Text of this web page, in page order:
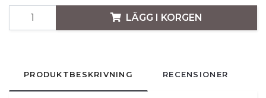
LÄGG I KORGEN
PRODUKTBESKRIVNING RECENSIONER